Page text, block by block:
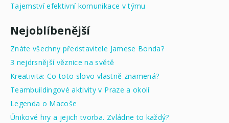
Tajemství efektivní komunikace v týmu
Nejoblíbenější
Znáte všechny představitele Jamese Bonda?
3 nejdrsnější věznice na světě
Kreativita: Co toto slovo vlastně znamená?
Teambuildingové aktivity v Praze a okolí
Legenda o Macoše
Únikové hry a jejich tvorba. Zvládne to každý?